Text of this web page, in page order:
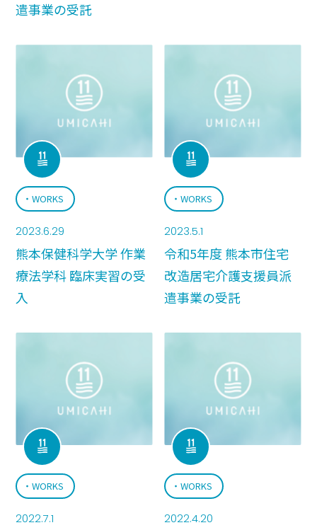
遣事業の受託
WORKS
2023.6.29
熊本保健科学大学 作業
療法学科 臨床実習の受
入
WORKS
2023.5.1
令和5年度 熊本市住宅
改造居宅介護支援員派
遣事業の受託
WORKS
2022.7.1
WORKS
2022.4.20